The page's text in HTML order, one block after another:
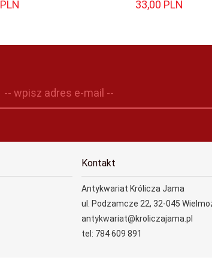
PLN 33,00 PLN
-- wpisz adres e-mail --
Kontakt
Antykwariat Królicza Jama
ul. Podzamcze 22, 32-045
antykwariat@kroliczajama.pl
tel: 784 609 891